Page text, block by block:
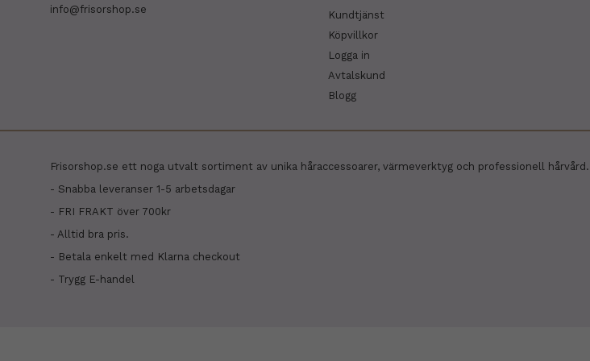
info@frisorshop.se
Kundtjänst
Köpvillkor
Logga in
Avtalskund
Blogg
Frisorshop.se ett noga utvalt sortiment av unika håraccessoarer, värmeverktyg och professionell hårvård.
- Snabba leveranser 1-5 arbetsdagar
- FRI FRAKT över 700kr
- Alltid bra pris.
- Betala enkelt med Klarna checkout
- Trygg E-handel